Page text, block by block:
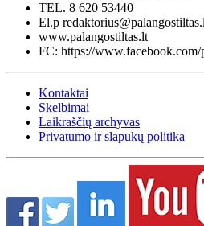
TEL. 8 620 53440
El.p
www.palangostiltas.lt
FC: https://www.facebook.com/
Kontaktai
Skelbimai
Laikraščių archyvas
Privatumo ir slapukų politika